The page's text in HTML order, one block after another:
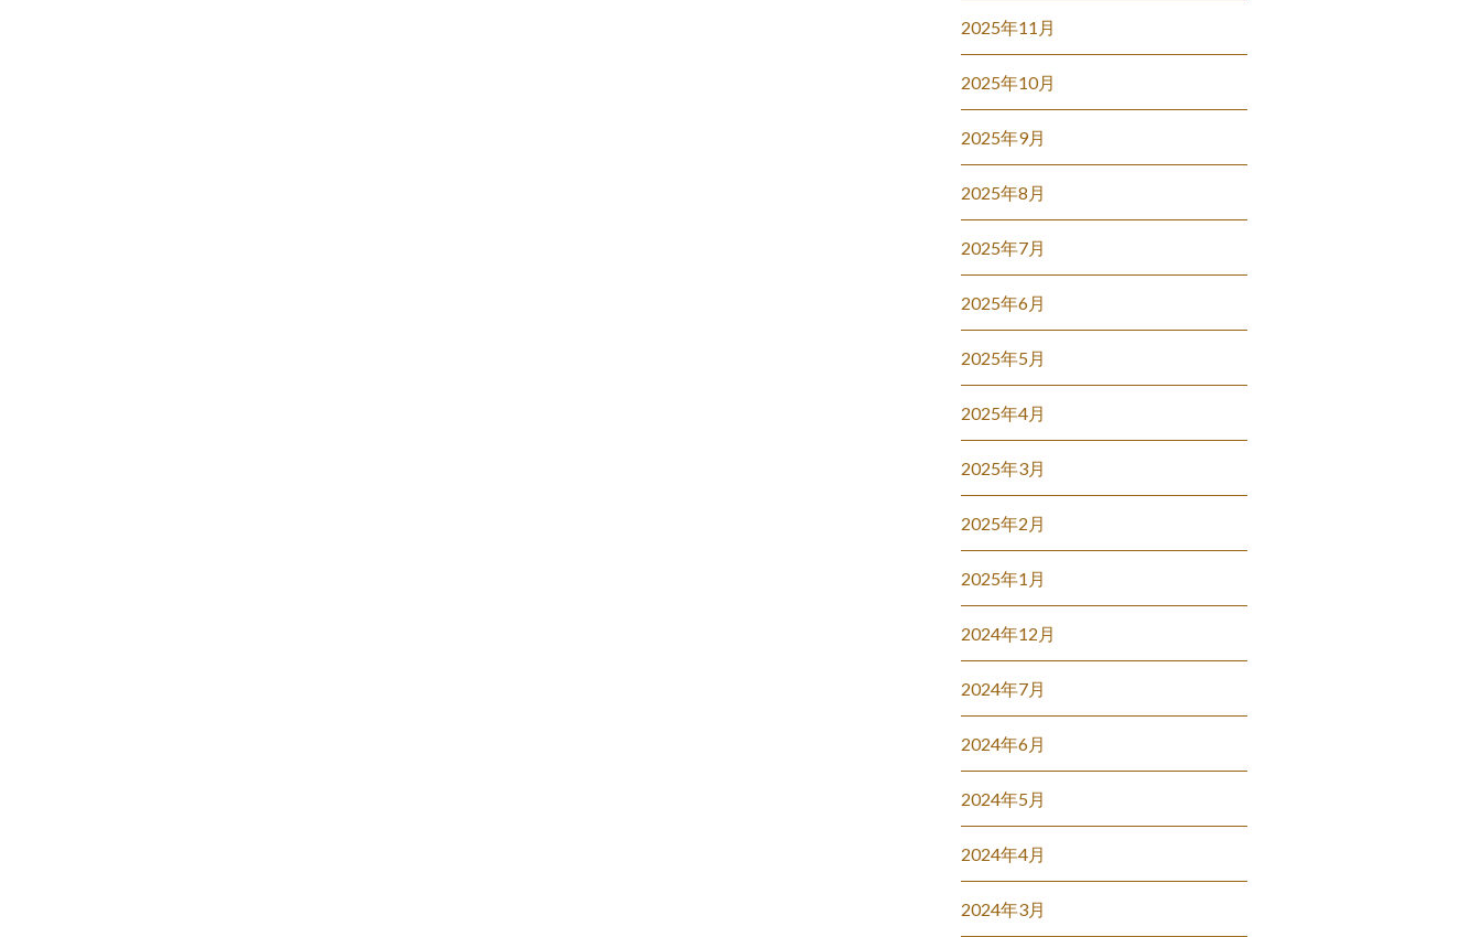
2025年11月
2025年10月
2025年9月
2025年8月
2025年7月
2025年6月
2025年5月
2025年4月
2025年3月
2025年2月
2025年1月
2024年12月
2024年7月
2024年6月
2024年5月
2024年4月
2024年3月